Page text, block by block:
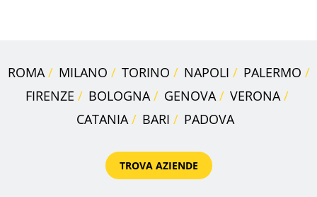
ROMA MILANO TORINO NAPOLI
PALERMO
FIRENZE
BOLOGNA GENOVA
VERONA
CATANIA
BARI PADOVA
TROVA AZIENDE